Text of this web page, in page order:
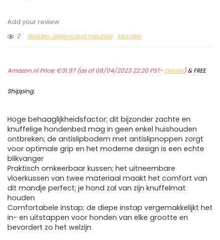
Add your review
2
Bedden, dekens and meubels Manden
Amazon.nl Price:€31.97(as of 08/04/2023 22:20 PST- Details)&FREE
Shipping.
Hoge behaaglijkheidsfactor; dit bijzonder zachte en
knuffelige hondenbed mag in geen enkel huishouden
ontbreken; de antislipbodem met antislipnoppen zorgt
voor optimale grip en het moderne design is een echte
blikvanger
Praktisch omkeerbaar kussen; het uitneembare
vloerkussen van twee materiaal maakt het comfort van
dit mandje perfect; je hond zal van zijn knuffelmat
houden
Comfortabele instap; de diepe instap vergemakkelijkt het
in- en uitstappen voor honden van elke grootte en
bevordert zo het welzijn